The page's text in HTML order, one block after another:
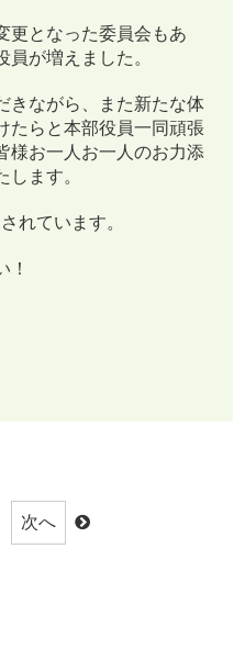
更となった委員会もあ
が増えました。
きながら、また新たな体
たらと本部役員一同頑張
様お一人お一人のお力添
ます。
れています。
！